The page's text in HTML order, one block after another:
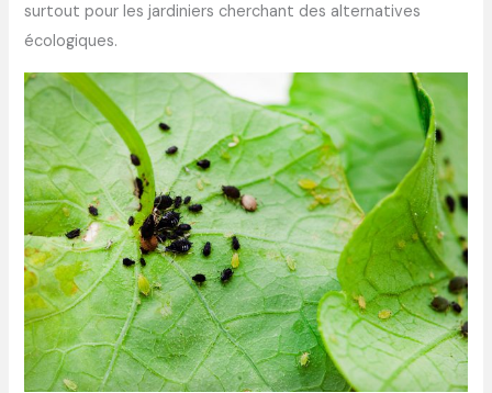
surtout pour les jardiniers cherchant des alternatives
écologiques.